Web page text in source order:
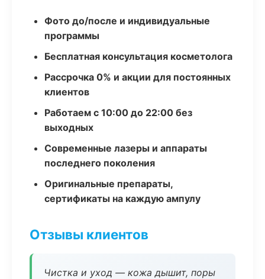
Фото до/после и индивидуальные
программы
Бесплатная консультация косметолога
Рассрочка 0% и акции для постоянных
клиентов
Работаем с 10:00 до 22:00 без
выходных
Современные лазеры и аппараты
последнего поколения
Оригинальные препараты,
сертификаты на каждую ампулу
Отзывы клиентов
Чистка и уход — кожа дышит, поры